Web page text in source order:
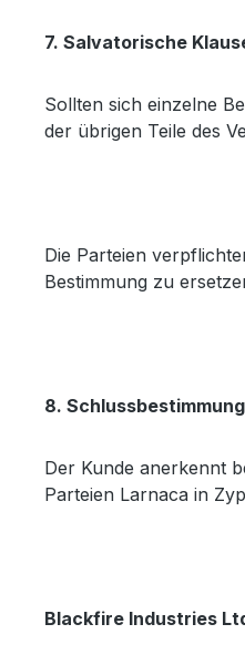
7. Salvatorische
Sollten sich einzelne
der übrigen Teile des
Die Parteien
Bestimmung zu
8. Schlussbestimmung
Der Kunde anerkennt
Parteien Larnaca in
Blackfire Industries